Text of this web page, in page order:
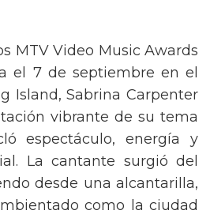
MTV Video Music Awards
el 7 de septiembre en el
Island, Sabrina Carpenter
vibrante de su tema
espectáculo, energía y
La cantante surgió del
desde una alcantarilla,
como la ciudad